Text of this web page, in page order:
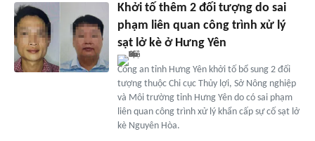
Khởi tố thêm 2 đối tượng do sai
phạm liên quan công trình xử lý
sạt lở kè ở Hưng Yên
Công an tỉnh Hưng Yên khởi tố bổ sung 2 đối
tượng thuộc Chi cục Thủy lợi, Sở Nông nghiệp
và Môi trường tỉnh Hưng Yên do có sai phạm
liên quan công trình xử lý khẩn cấp sự cố sạt lở
kè Nguyên Hòa.